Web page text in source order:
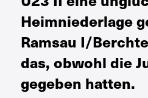
Heimniederlage
Ramsau I/
das, obwohl die
gegeben hatten.